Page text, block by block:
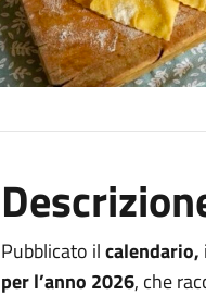
Pubblicato ilcalendario,
per l’anno 2026, che